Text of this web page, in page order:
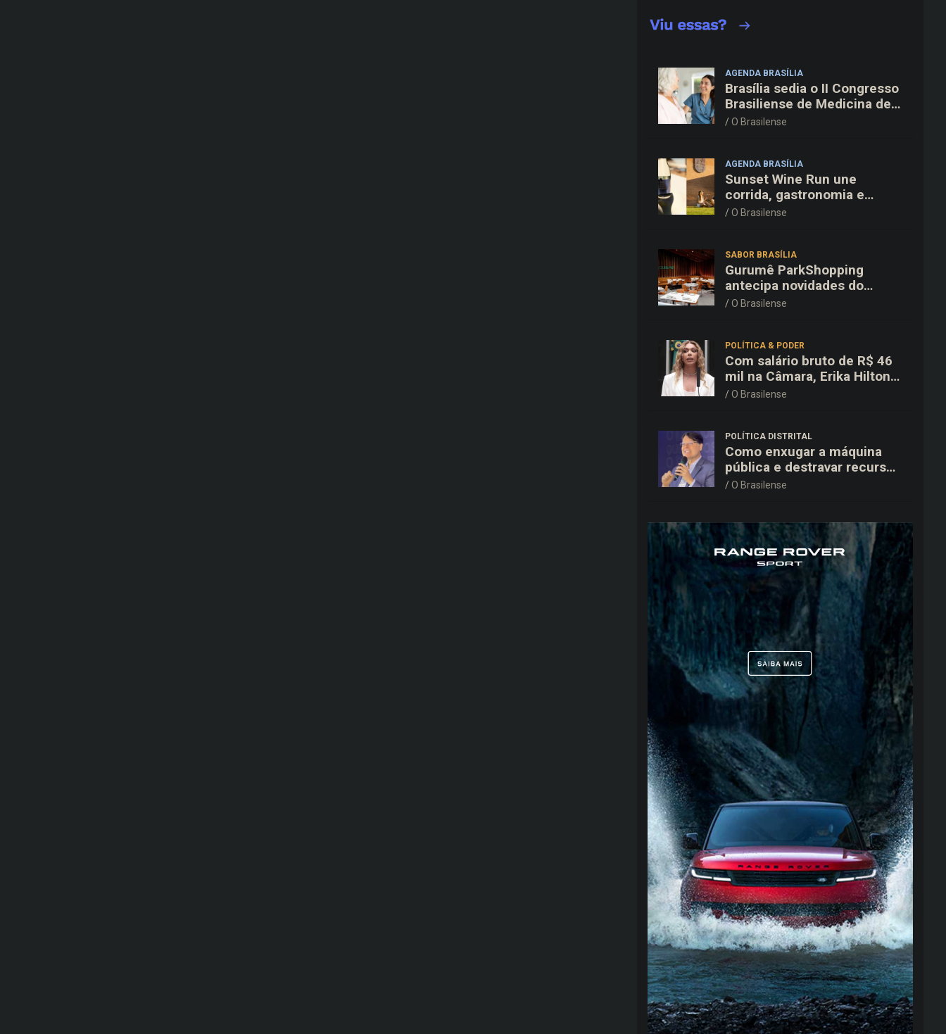
AGENDA BRASÍLIA
Brasília sedia o II Congresso
Brasiliense de Medicina de
Família e Comunidade na
O Brasilense
AGENDA BRASÍLIA
Sunset Wine Run une
corrida, gastronomia e
enoturismo na Vinícola
O Brasilense
SABOR BRASÍLIA
Gurumê ParkShopping
antecipa novidades do
cardápio e oferece 25% de
O Brasilense
POLÍTICA & PODER
Com salário bruto de R$ 46
mil na Câmara, Erika Hilton
declara patrimônio de R$
O Brasilense
POLÍTICA DISTRITAL
Como enxugar a máquina
pública e destravar recursos
para a saúde e educação no
O Brasilense